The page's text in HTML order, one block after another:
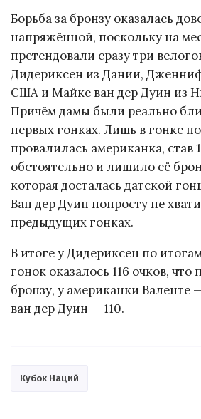
Борьба за бронзу оказалась
напряжённой, поскольку на
претендовали сразу три
Дидериксен из Дании,
США и Майке ван дер Дуин из
Причём дамы были реально
первых гонках. Лишь в гонке
провалилась американка, став
обстоятельно и лишило её
которая досталась датской
Ван дер Дуин попросту не
предыдущих гонках.
В итоге у Дидериксен по
гонок оказалось 116 очков, что
бронзу, у американки Валенте
ван дер Дуин — 110.
Кубок Наций